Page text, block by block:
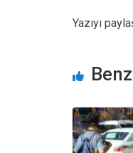
Yazıyı